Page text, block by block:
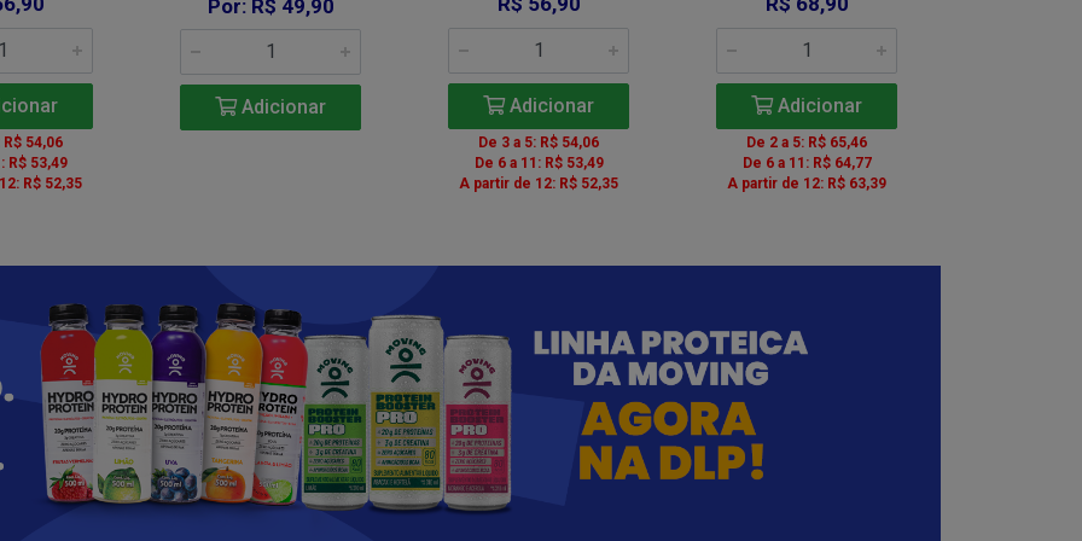
R$ 54,06
R$ 53,49
R$ 52,35
Por: R$ 49,90
Adicionar Adicionar
De 3 a 5: R$ 54,06
De 6 a 11: R$ 53,49
A partir de 12: R$ 52,35
Adicionar
De 2 a 5: R$ 65,46
De 6 a 11: R$ 64,77
A partir de 12: R$ 63,39